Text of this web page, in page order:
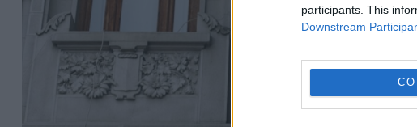
participants. This
Downstream